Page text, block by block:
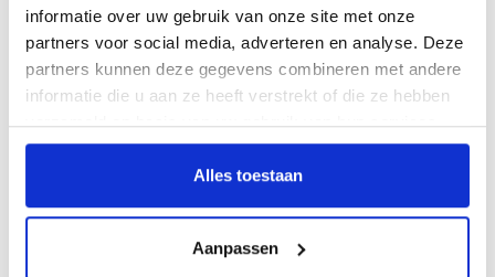
informatie over uw gebruik van onze site met onze
partners voor social media, adverteren en analyse. Deze
partners kunnen deze gegevens combineren met andere
informatie die u aan ze heeft verstrekt of die ze hebben
verzameld op basis van uw gebruik van hun services.
Alles toestaan
Aanpassen
Ja. Eine Kette besteht aus mehreren Software-
Lieferanten. Wir haben den Überblick und der
Lieferant weiß nicht, was wir brauchen. Er kennt
unsere (kritischen) Geschäftsprozesse nicht im Detail.
Also machen wir immer selbst einen FAT und einen
Welche Testherausforderungen gibt es
bei Staedion noch?